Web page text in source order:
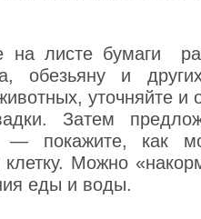
на листе бумаги
обезьяну и
уточняйте и
Затем
— покажите, как
клетку. Можно
еды и воды.